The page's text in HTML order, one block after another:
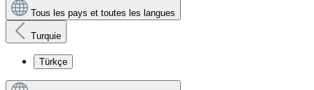
Tous les pays et toutes les langues
Turquie
Türkçe